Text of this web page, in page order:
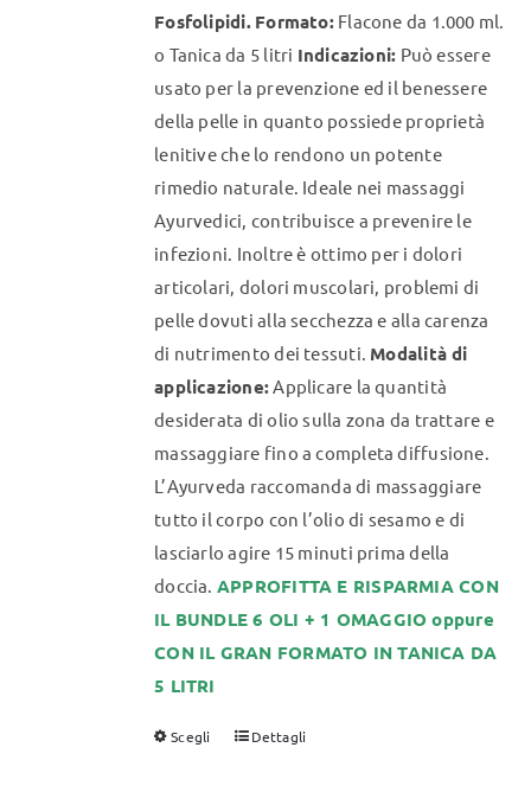
pagina
del
prodotto
Fosfolipidi. Formato:Flacone da 1.000 ml.
o Tanica da 5 litri Indicazioni: Può essere
usato per la prevenzione ed il benessere
della pelle in quanto possiede proprietà
lenitive che lo rendono un potente
rimedio naturale. Ideale nei massaggi
Ayurvedici, contribuisce a prevenire le
infezioni. Inoltre è ottimo per i dolori
articolari, dolori muscolari, problemi di
pelle dovuti alla secchezza e alla carenza
di nutrimento dei tessuti. Modalità di
applicazione:Applicare la quantità
desiderata di olio sulla zona da trattare e
massaggiare fino a completa diffusione.
L’Ayurveda raccomanda di massaggiare
tutto il corpo con l’olio di sesamo e di
lasciarlo agire 15 minuti prima della
doccia. APPROFITTA E RISPARMIA CON
IL BUNDLE 6 OLI + 1 OMAGGIO oppure
CON IL GRAN FORMATO IN TANICA DA
5 LITRI
Scegli
Questo
Dettagli